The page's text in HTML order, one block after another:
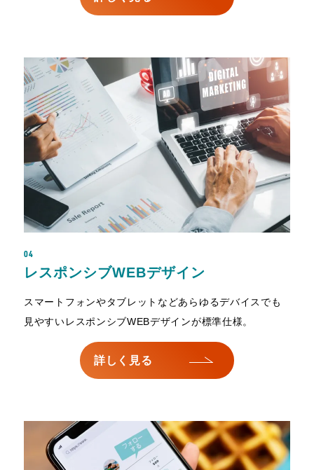
04
レスポンシブWEBデザイン
スマートフォンやタブレットなどあらゆるデバイスでも
見やすいレスポンシブWEBデザインが標準仕様。
詳しく見る